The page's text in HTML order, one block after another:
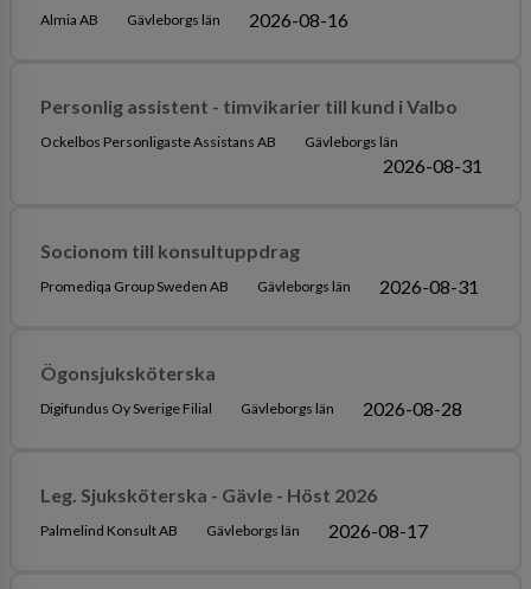
Almia AB Gävleborgs län 2026-08-16
Personlig assistent - timvikarier till kund i Valbo
Ockelbos Personligaste Assistans AB Gävleborgs län
2026-08-31
Socionom till konsultuppdrag
Promediqa Group Sweden AB Gävleborgs län 2026-08-31
Ögonsjuksköterska
Digifundus Oy Sverige Filial Gävleborgs län 2026-08-28
Leg. Sjuksköterska - Gävle - Höst 2026
Palmelind Konsult AB Gävleborgs län 2026-08-17